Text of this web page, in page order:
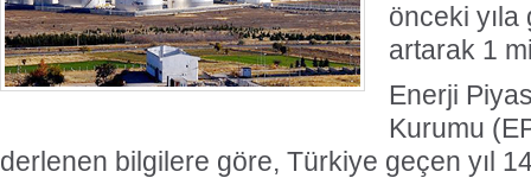
önceki
artarak 1
Enerji
Kurumu
derlenen bilgilere göre, Türkiye geçen yıl